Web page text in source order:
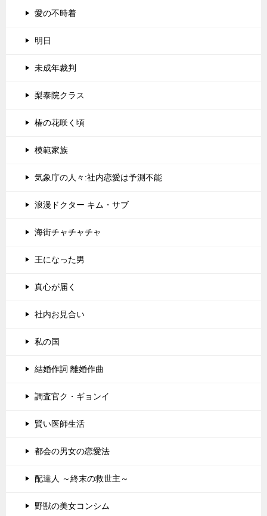
愛の不時着
明日
未成年裁判
梨泰院クラス
椿の花咲く頃
模範家族
気象庁の人々:社内恋愛は予測不能
浪漫ドクター キム・サブ
海街チャチャチャ
王になった男
真心が届く
社内お見合い
私の国
結婚作詞 離婚作曲
調査官ク・ギョンイ
賢い医師生活
都会の男女の恋愛法
配達人 ～終末の救世主～
野獣の美女コンシム